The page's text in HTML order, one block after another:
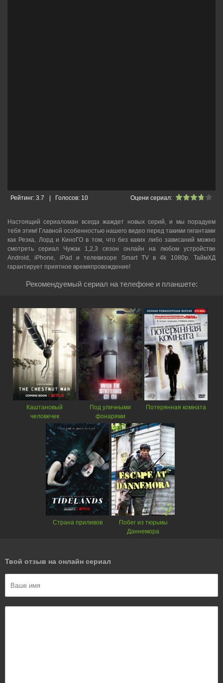
Оцени сериал:
Рейтинг: 3.7 Голосов: 10
Настоящий сериаломан всегда жаждет новых серий, и мы порадуем
тебя этим! Главной особенностью нашего видео перед такими гигантами
как Резка, Лорд и КиноГО в том, что без каких либо зависаний можно
смотреть cериал Чужак 1,2,3 сезон онлайн на любом устройстве
Android, iPhone, iPad и телевизоре Smart TV в 4k 1080p. ТаймХД
гарантирует приятное времяпровождение!
Рекомендуемый сериал на телефоне и планшете:
Каштановый
человечек
Под уличными
фонарями
Потерянная комната
Страна приливов
Побег из тюрьмы
Даннемора
Твой отзыв на онлайн сериал